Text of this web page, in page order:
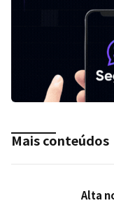
Mais conteúdos
Alta